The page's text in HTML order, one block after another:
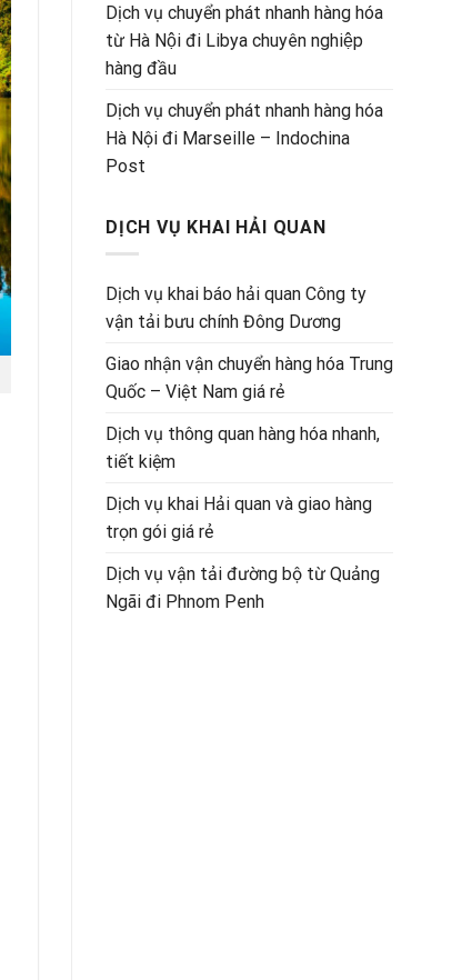
Dịch vụ chuyển phát nhanh hàng hóa
từ Hà Nội đi Libya chuyên nghiệp
hàng đầu
Dịch vụ chuyển phát nhanh hàng hóa
Hà Nội đi Marseille – Indochina
Post
DỊCH VỤ KHAI HẢI QUAN
Dịch vụ khai báo hải quan Công ty
vận tải bưu chính Đông Dương
Giao nhận vận chuyển hàng hóa Trung
Quốc – Việt Nam giá rẻ
Dịch vụ thông quan hàng hóa nhanh,
tiết kiệm
Dịch vụ khai Hải quan và giao hàng
trọn gói giá rẻ
Dịch vụ vận tải đường bộ từ Quảng
Ngãi đi Phnom Penh